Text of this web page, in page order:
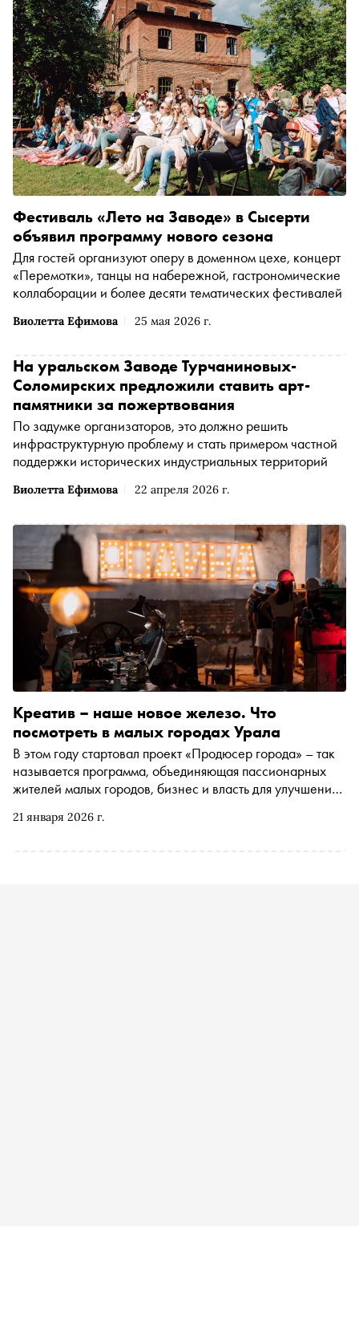
Виолетта Ефимова 25 мая 2026 г.
Фестиваль «Лето на Заводе» в Сысерти
объявил программу нового сезона
Для гостей организуют оперу в доменном цехе, концерт
«Перемотки», танцы на набережной, гастрономические
коллаборации и более десяти тематических фестивалей
Виолетта Ефимова 22 апреля 2026 г.
На уральском Заводе Турчаниновых-
Соломирских предложили ставить арт-
памятники за пожертвования
По задумке организаторов, это должно решить
инфраструктурную проблему и стать примером частной
поддержки исторических индустриальных территорий
21 января 2026 г.
Креатив – наше новое железо. Что
посмотреть в малых городах Урала
В этом году стартовал проект «Продюсер города» – так
называется программа, объединяющая пассионарных
жителей малых городов, бизнес и власть для улучшения
Софьей Глуховой – о том, что такое «продюсер города»,